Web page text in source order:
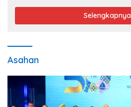
Selengkapnya
Asahan